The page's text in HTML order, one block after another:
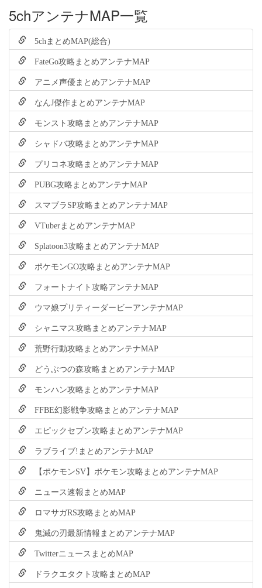
5chアンテナMAP一覧
5chまとめMAP(総合)
FateGo攻略まとめアンテナMAP
アニメ声優まとめアンテナMAP
なんJ傑作まとめアンテナMAP
モンスト攻略まとめアンテナMAP
シャドバ攻略まとめアンテナMAP
プリコネ攻略まとめアンテナMAP
PUBG攻略まとめアンテナMAP
スマブラSP攻略まとめアンテナMAP
VTuberまとめアンテナMAP
Splatoon3攻略まとめアンテナMAP
ポケモンGO攻略まとめアンテナMAP
フォートナイト攻略アンテナMAP
ウマ娘プリティーダービーアンテナMAP
シャニマス攻略まとめアンテナMAP
荒野行動攻略まとめアンテナMAP
どうぶつの森攻略まとめアンテナMAP
モンハン攻略まとめアンテナMAP
FFBE幻影戦争攻略まとめアンテナMAP
エピックセブン攻略まとめアンテナMAP
ラブライブ!まとめアンテナMAP
【ポケモンSV】ポケモン攻略まとめアンテナMAP
ニュース速報まとめMAP
ロマサガRS攻略まとめMAP
鬼滅の刃最新情報まとめアンテナMAP
TwitterニュースまとめMAP
ドラクエタクト攻略まとめMAP